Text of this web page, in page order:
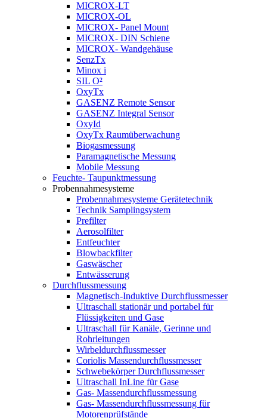
MICROX-LT
MICROX-OL
MICROX- Panel Mount
MICROX- DIN Schiene
MICROX- Wandgehäuse
SenzTx
Minox i
SIL O²
OxyTx
GASENZ Remote Sensor
GASENZ Integral Sensor
OxyId
OxyTx Raumüberwachung
Biogasmessung
Paramagnetische Messung
Mobile Messung
Feuchte- Taupunktmessung
Probennahmesysteme
Probennahmesysteme Gerätetechnik
Technik Samplingsystem
Prefilter
Aerosolfilter
Entfeuchter
Blowbackfilter
Gaswäscher
Entwässerung
Durchflussmessung
Magnetisch-Induktive Durchflussmesser
Ultraschall stationär und portabel für
Flüssigkeiten und Gase
Ultraschall für Kanäle, Gerinne und
Rohrleitungen
Wirbeldurchflussmesser
Coriolis Massendurchflussmesser
Schwebekörper Durchflussmesser
Ultraschall InLine für Gase
Gas- Massendurchflussmessung
Gas- Massendurchflussmessung für
Motorenprüfstände